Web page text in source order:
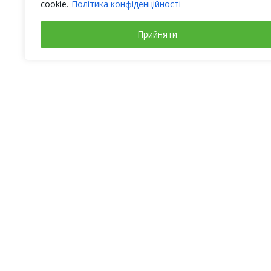
cookie. Політика конфіденційності
Прийняти